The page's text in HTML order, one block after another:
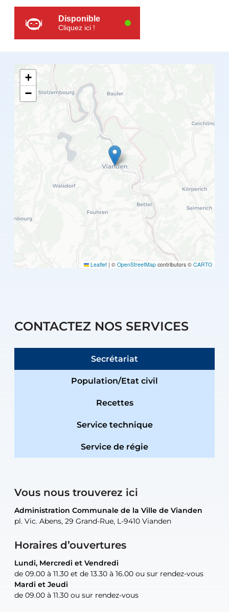
Disponible
Cliquez ici !
+
−
Leaflet | © OpenStreetMap contributors © CARTO
CONTACTEZ NOS SERVICES
Secrétariat
Population/Etat civil
Recettes
Service technique
Service de régie
Vous nous trouverez ici
Administration Communale de la Ville de Vianden
pl. Vic. Abens, 29 Grand-Rue, L-9410 Vianden
Horaires d’ouvertures
Lundi, Mercredi et Vendredi
de 09.00 à 11.30 et de 13.30 à 16.00 ou sur rendez-vous
Mardi et Jeudi
de 09.00 à 11.30 ou sur rendez-vous
Administration Communale de la Ville de Vianden
pl. Vic. Abens, 29 Grand-Rue, L-9410 Vianden
Lundi, Mercredi et Vendredi
de 09.00 à 11.30 et de 13.30 à 16.00 ou sur rendez-vous
Mardi et Jeudi
de 09.00 à 11.30 ou sur rendez-vous
Administration Communale de la Ville de Vianden
pl. Vic. Abens, 29 Grand-Rue, L-9410 Vianden
uniquement sur rendez-vous
Administration Communale de la Ville de Vianden
pl. Vic. Abens, 29 Grand-Rue, L-9410 Vianden
uniquement sur rendez-vous
Atelier Communal de la Ville de Vianden
30, rue Neugarten, L-9422 Vianden
uniquement sur rendez-vous